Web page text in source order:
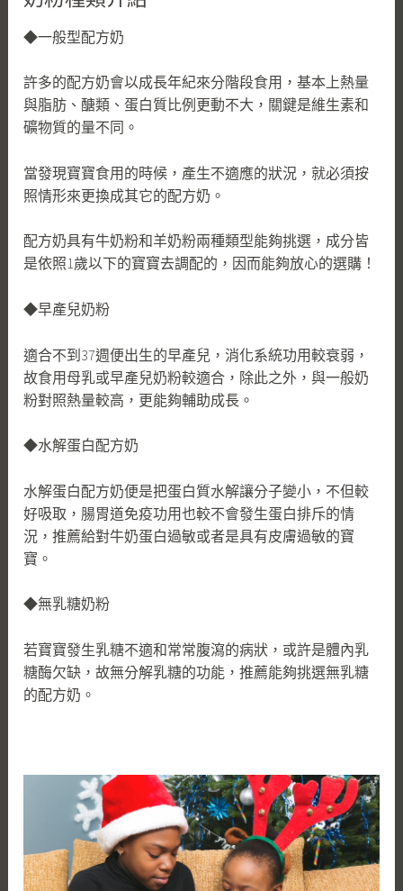
◆一般型配方奶
許多的配方奶會以成長年紀來分階段食用，基本上熱量
與脂肪、醣類、蛋白質比例更動不大，關鍵是維生素和
礦物質的量不同。
當發現寶寶食用的時候，產生不適應的狀況，就必須按
照情形來更換成其它的配方奶。
配方奶具有牛奶粉和羊奶粉兩種類型能夠挑選，成分皆
是依照1歲以下的寶寶去調配的，因而能夠放心的選購！
◆早產兒奶粉
適合不到37週便出生的早產兒，消化系統功用較衰弱，
故食用母乳或早產兒奶粉較適合，除此之外，與一般奶
粉對照熱量較高，更能夠輔助成長。
◆水解蛋白配方奶
水解蛋白配方奶便是把蛋白質水解讓分子變小，不但較
好吸取，腸胃道免疫功用也較不會發生蛋白排斥的情
況，推薦給對牛奶蛋白過敏或者是具有皮膚過敏的寶
寶。
◆無乳糖奶粉
若寶寶發生乳糖不適和常常腹瀉的病狀，或許是體內乳
糖酶欠缺，故無分解乳糖的功能，推薦能夠挑選無乳糖
的配方奶。